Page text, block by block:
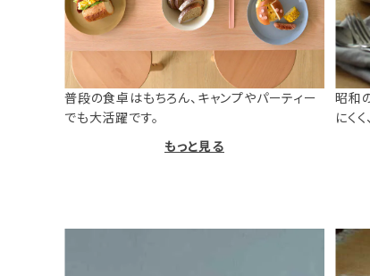
普段の食卓はもちろん、キャンプやパーティー
でも大活躍です。
もっと見る
昭和
にく